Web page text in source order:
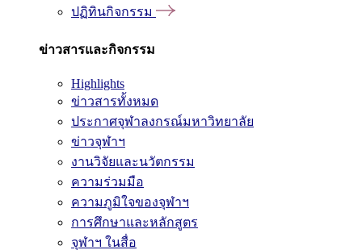
ปฏิทินกิจกรรม
ข่าวสารและกิจกรรม
Highlights
ข่าวสารทั้งหมด
ประกาศจุฬาลงกรณ์มหาวิทยาลัย
ข่าวจุฬาฯ
งานวิจัยและนวัตกรรม
ความร่วมมือ
ความภูมิใจของจุฬาฯ
การศึกษาและหลักสูตร
จุฬาฯ ในสื่อ